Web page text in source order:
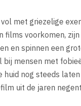
met griezelige
films voorkomen,
en spinnen een
mensen met
huid nog steeds
uit de jaren